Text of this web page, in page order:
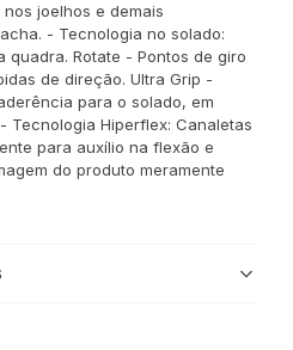
joelhos e demais
- Tecnologia no solado:
quadra. Rotate - Pontos de giro
de direção. Ultra Grip -
para o solado, em
Tecnologia Hiperflex: Canaletas
para auxílio na flexão e
do produto meramente